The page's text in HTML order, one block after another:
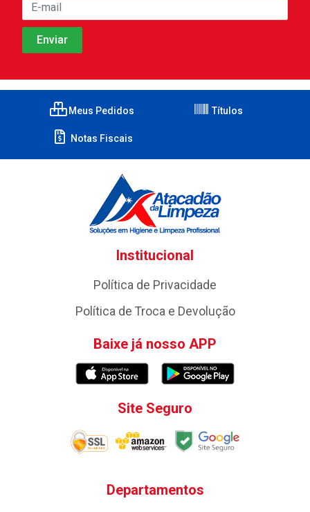
Meus Pedidos Títulos
Notas Fiscais
Institucional
Política de Privacidade
Política de Troca e Devolução
Baixe já nosso APP
Site Seguro
Departamentos